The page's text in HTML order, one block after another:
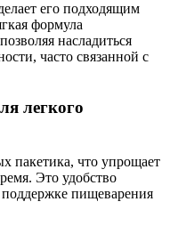
его подходящим
формула
насладиться
часто связанной с
легкого
пакетика, что упрощает
Это удобство
поддержке пищеварения